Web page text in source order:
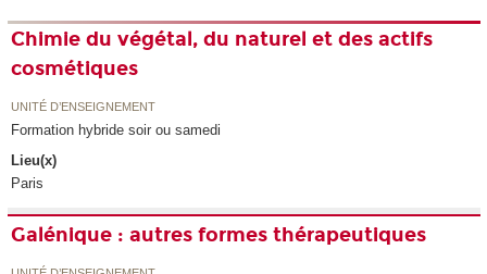
Chimie du végétal, du naturel et des actifs
cosmétiques
UNITÉ D’ENSEIGNEMENT
Formation hybride soir ou samedi
Lieu(x)
Paris
Galénique : autres formes thérapeutiques